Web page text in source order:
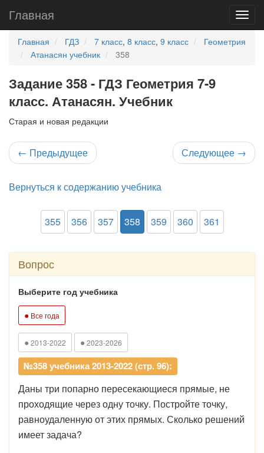
Главная
Главная ГДЗ 7 класс, 8 класс, 9 класс
Геометрия
Атанасян учебник
358
Задание 358 - ГДЗ Геометрия 7-9
класс. Атанасян. Учебник
Старая и новая редакции
← Предыдущее Следующее →
Вернуться к содержанию учебника
355 356 357 358 359 360 361
Вопрос
Выберите год учебника
● Все года
● 2013-2022 ● 2023-2026
№358 учебника 2013-2022 (стр. 96):
Даны три попарно пересекающиеся прямые, не
проходящие через одну точку. Постройте точку,
равноудаленную от этих прямых. Сколько решений
имеет задача?